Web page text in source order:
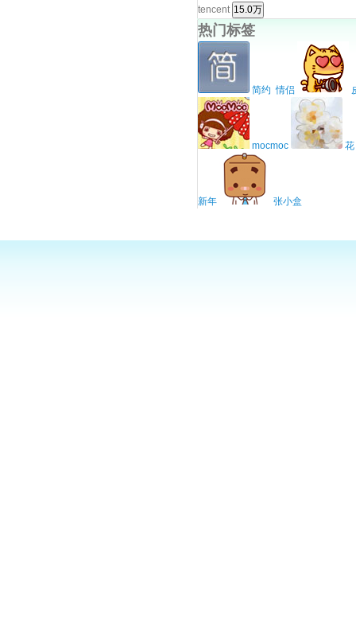
tencent
热门标签
简约 情侣
mocmoc 花
新年 张小盒